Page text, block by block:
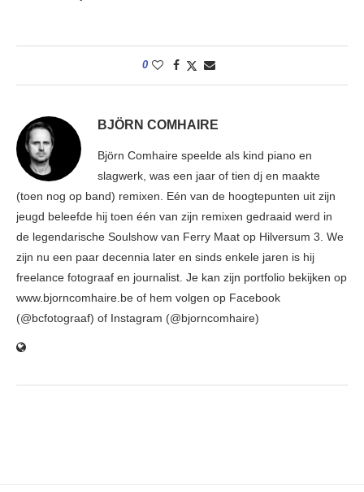
0
BJÖRN COMHAIRE
Björn Comhaire speelde als kind piano en
slagwerk, was een jaar of tien dj en maakte
(toen nog op band) remixen. Eén van de hoogtepunten uit zijn
jeugd beleefde hij toen één van zijn remixen gedraaid werd in
de legendarische Soulshow van Ferry Maat op Hilversum 3. We
zijn nu een paar decennia later en sinds enkele jaren is hij
freelance fotograaf en journalist. Je kan zijn portfolio bekijken op
www.bjorncomhaire.be of hem volgen op Facebook
(@bcfotograaf) of Instagram (@bjorncomhaire)